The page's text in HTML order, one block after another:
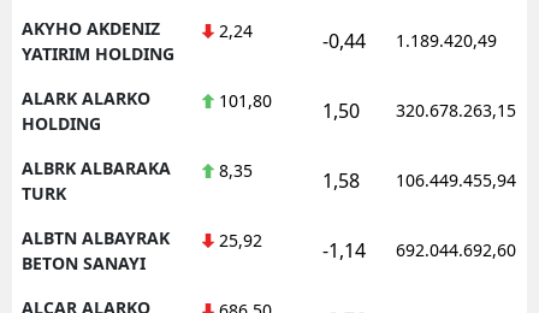
AKYHO AKDENIZ
YATIRIM HOLDING
2,24 -0,44 1.189.420,49
ALARK ALARKO
HOLDING
101,80 1,50 320.678.263,15
ALBRK ALBARAKA
TURK
8,35 1,58 106.449.455,94
ALBTN ALBAYRAK
BETON SANAYI
25,92 -1,14 692.044.692,60
ALCAR ALARKO